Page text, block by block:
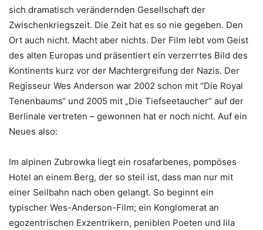
sich dramatisch verändernden Gesellschaft der
Zwischenkriegszeit. Die Zeit hat es so nie gegeben. Den
Ort auch nicht. Macht aber nichts. Der Film lebt vom Geist
des alten Europas und präsentiert ein verzerrtes Bild des
Kontinents kurz vor der Machtergreifung der Nazis. Der
Regisseur Wes Anderson war 2002 schon mit “Die Royal
Tenenbaums“ und 2005 mit „Die Tiefseetaucher“ auf der
Berlinale vertreten – gewonnen hat er noch nicht. Auf ein
Neues also:
Im alpinen Zubrowka liegt ein rosafarbenes, pompöses
Hotel an einem Berg, der so steil ist, dass man nur mit
einer Seilbahn nach oben gelangt. So beginnt ein
typischer Wes-Anderson-Film; ein Konglomerat an
egozentrischen Exzentrikern, peniblen Poeten und lila